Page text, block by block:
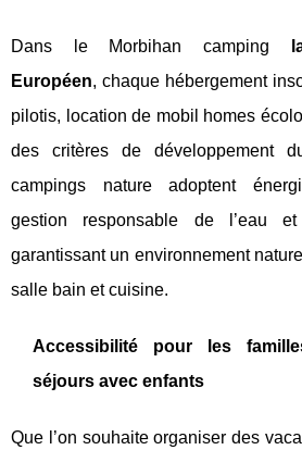
Dans le Morbihan camping
Européen, chaque hébergement
pilotis, location de mobil homes
des critères de développement
campings nature adoptent
gestion responsable de l’eau
garantissant un environnement
salle bain et cuisine.
Accessibilité pour les
séjours avec enfants
Que l’on souhaite organiser des